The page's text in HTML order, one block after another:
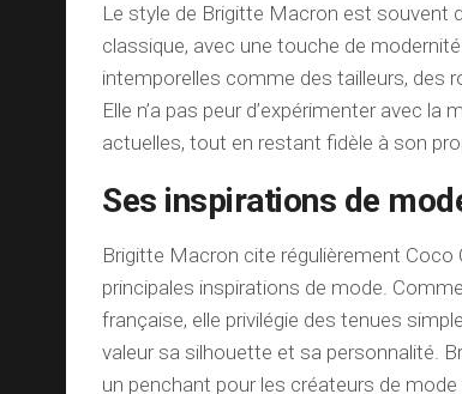
Le style de Brigitte Macron est souvent
classique, avec une touche de
intemporelles comme des tailleurs, des
Elle n’a pas peur d’expérimenter avec
actuelles, tout en restant fidèle à son
Ses inspirations de
Brigitte Macron cite régulièrement Coco
principales inspirations de mode.
française, elle privilégie des tenues
valeur sa silhouette et sa personnalité.
un penchant pour les créateurs de